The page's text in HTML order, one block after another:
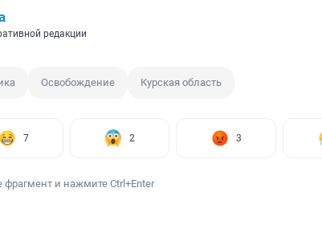
редакции
Освобождение Курская область
7 2 3
и нажмите Ctrl+Enter